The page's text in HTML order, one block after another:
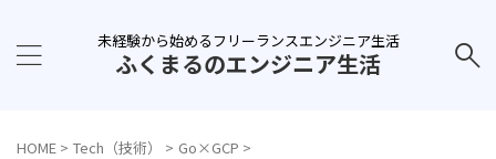
未経験から始めるフリーランスエンジニア生活
ふくまるのエンジニア生活
HOME > Tech（技術） > Go×GCP >